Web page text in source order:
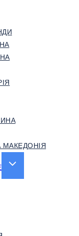
МАКЕДОНІЯ
EXPAND